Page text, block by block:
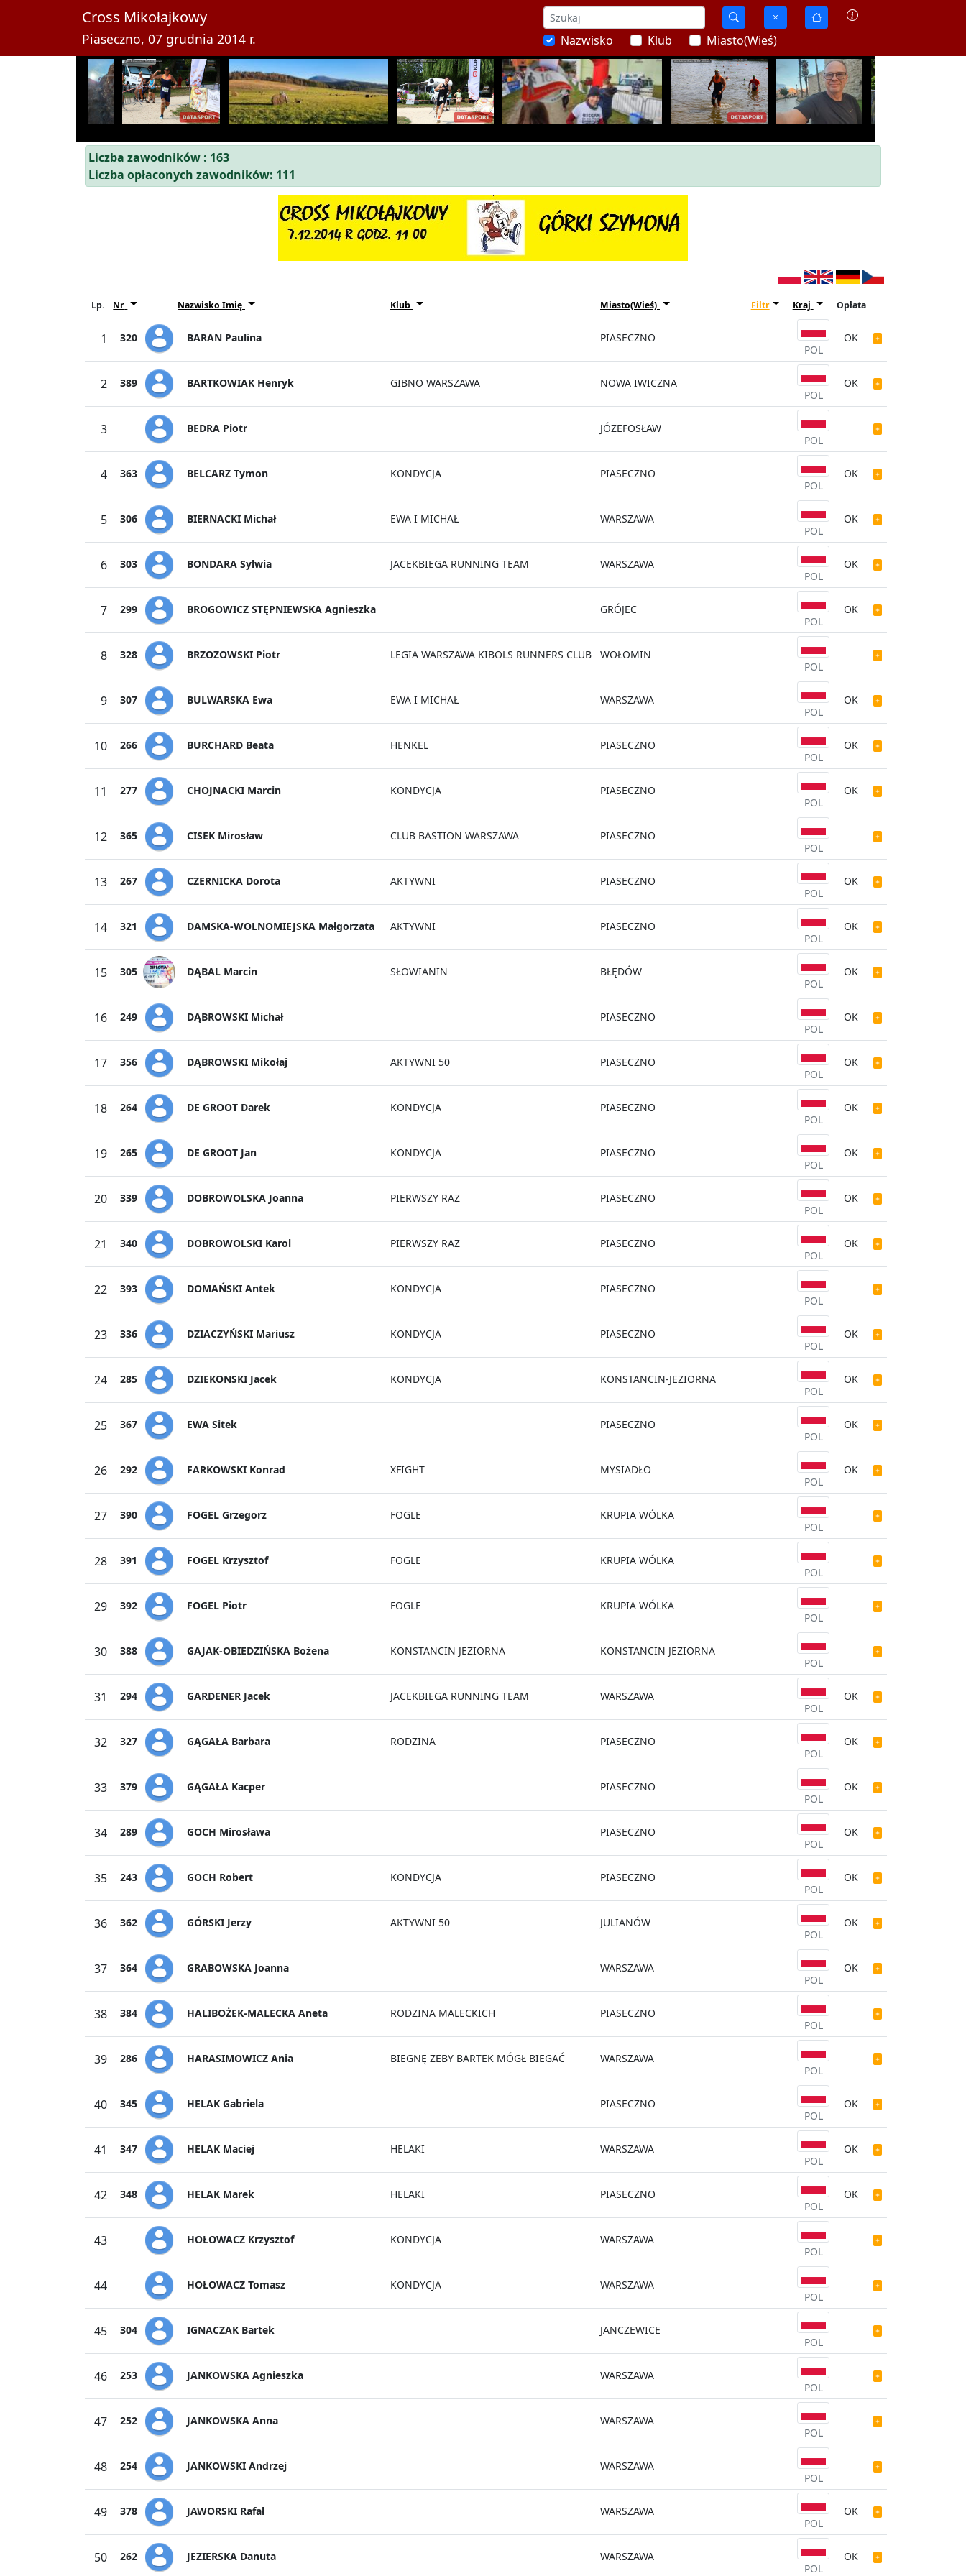
Cross Mikołajkowy
Piaseczno, 07 grudnia 2014 r. Nazwisko Klub Miasto(Wieś)
Liczba zawodników : 163
Liczba opłaconych zawodników: 111
Lp. Nr Nazwisko Imię Klub Miasto(Wieś) Filtr Kraj Opłata
1 320 BARAN Paulina
PIASECZNO
POL
OK
2 389 BARTKOWIAK Henryk GIBNO WARSZAWA
NOWA IWICZNA
POL
OK
3 BEDRA Piotr
JÓZEFOSŁAW
POL
4 363 BELCARZ Tymon KONDYCJA
PIASECZNO
POL
OK
5 306 BIERNACKI Michał EWA I MICHAŁ
WARSZAWA
POL
OK
6 303 BONDARA Sylwia JACEKBIEGA RUNNING TEAM
WARSZAWA
POL
OK
7 299 BROGOWICZ STĘPNIEWSKA Agnieszka
GRÓJEC
POL
OK
8 328 BRZOZOWSKI Piotr LEGIA WARSZAWA KIBOLS RUNNERS CLUB
WOŁOMIN
POL
9 307 BULWARSKA Ewa EWA I MICHAŁ
WARSZAWA
POL
OK
10 266 BURCHARD Beata HENKEL
PIASECZNO
POL
OK
11 277 CHOJNACKI Marcin KONDYCJA
PIASECZNO
POL
OK
12 365 CISEK Mirosław CLUB BASTION WARSZAWA
PIASECZNO
POL
13 267 CZERNICKA Dorota AKTYWNI
PIASECZNO
POL
OK
14 321 DAMSKA-WOLNOMIEJSKA Małgorzata AKTYWNI
PIASECZNO
POL
OK
15 305 DĄBAL Marcin SŁOWIANIN
BŁĘDÓW
POL
OK
16 249 DĄBROWSKI Michał
PIASECZNO
POL
OK
17 356 DĄBROWSKI Mikołaj AKTYWNI 50
PIASECZNO
POL
OK
18 264 DE GROOT Darek KONDYCJA
PIASECZNO
POL
OK
19 265 DE GROOT Jan KONDYCJA
PIASECZNO
POL
OK
20 339 DOBROWOLSKA Joanna PIERWSZY RAZ
PIASECZNO
POL
OK
21 340 DOBROWOLSKI Karol PIERWSZY RAZ
PIASECZNO
POL
OK
22 393 DOMAŃSKI Antek KONDYCJA
PIASECZNO
POL
23 336 DZIACZYŃSKI Mariusz KONDYCJA
PIASECZNO
POL
OK
24 285 DZIEKONSKI Jacek KONDYCJA
KONSTANCIN-JEZIORNA
POL
OK
25 367 EWA Sitek
PIASECZNO
POL
OK
26 292 FARKOWSKI Konrad XFIGHT
MYSIADŁO
POL
OK
27 390 FOGEL Grzegorz FOGLE
KRUPIA WÓLKA
POL
28 391 FOGEL Krzysztof FOGLE
KRUPIA WÓLKA
POL
29 392 FOGEL Piotr FOGLE
KRUPIA WÓLKA
POL
30 388 GAJAK-OBIEDZIŃSKA Bożena KONSTANCIN JEZIORNA
KONSTANCIN JEZIORNA
POL
31 294 GARDENER Jacek JACEKBIEGA RUNNING TEAM
WARSZAWA
POL
OK
32 327 GĄGAŁA Barbara RODZINA
PIASECZNO
POL
OK
33 379 GĄGAŁA Kacper
PIASECZNO
POL
OK
34 289 GOCH Mirosława
PIASECZNO
POL
OK
35 243 GOCH Robert KONDYCJA
PIASECZNO
POL
OK
36 362 GÓRSKI Jerzy AKTYWNI 50
JULIANÓW
POL
OK
37 364 GRABOWSKA Joanna
WARSZAWA
POL
OK
38 384 HALIBOŻEK-MALECKA Aneta RODZINA MALECKICH
PIASECZNO
POL
39 286 HARASIMOWICZ Ania BIEGNĘ ŻEBY BARTEK MÓGŁ BIEGAĆ
WARSZAWA
POL
40 345 HELAK Gabriela
PIASECZNO
POL
OK
41 347 HELAK Maciej HELAKI
WARSZAWA
POL
OK
42 348 HELAK Marek HELAKI
PIASECZNO
POL
OK
43 HOŁOWACZ Krzysztof KONDYCJA
WARSZAWA
POL
44 HOŁOWACZ Tomasz KONDYCJA
WARSZAWA
POL
45 304 IGNACZAK Bartek
JANCZEWICE
POL
46 253 JANKOWSKA Agnieszka
WARSZAWA
POL
47 252 JANKOWSKA Anna
WARSZAWA
POL
48 254 JANKOWSKI Andrzej
WARSZAWA
POL
49 378 JAWORSKI Rafał
WARSZAWA
POL
OK
50 262 JEZIERSKA Danuta
WARSZAWA
POL
OK